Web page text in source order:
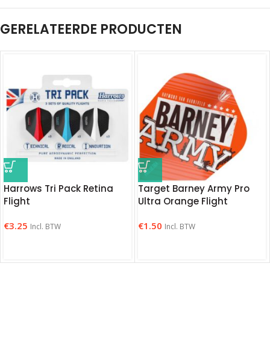
GERELATEERDE PRODUCTEN
Harrows Tri Pack Retina
Flight
€3.25 Incl. BTW
Target Barney Army Pro
Ultra Orange Flight
€1.50 Incl. BTW